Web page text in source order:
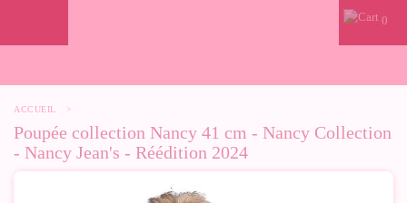
0
ACCUEIL >
Poupée collection Nancy 41 cm - Nancy Collection
- Nancy Jean's - Réédition 2024